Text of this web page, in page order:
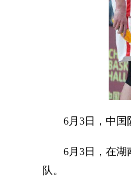
6月3日，中国队
6月3日，在湖南
队。